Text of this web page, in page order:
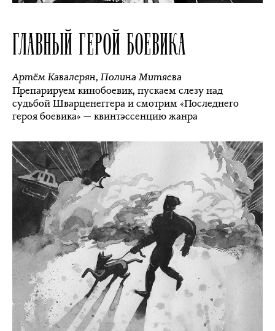
ГЛАВНЫЙ ГЕРОЙ БОЕВИКА
Артём Кавалерян,Полина Митяева
Препарируем кинобоевик, пускаем слезу над
судьбой Шварценеггера и смотрим «Последнего
героя боевика» — квинтэссенцию жанра